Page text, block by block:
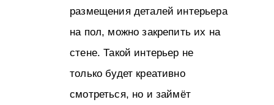
размещения деталей интерьера
на пол, можно закрепить их на
стене. Такой интерьер не
только будет креативно
смотреться, но и займёт